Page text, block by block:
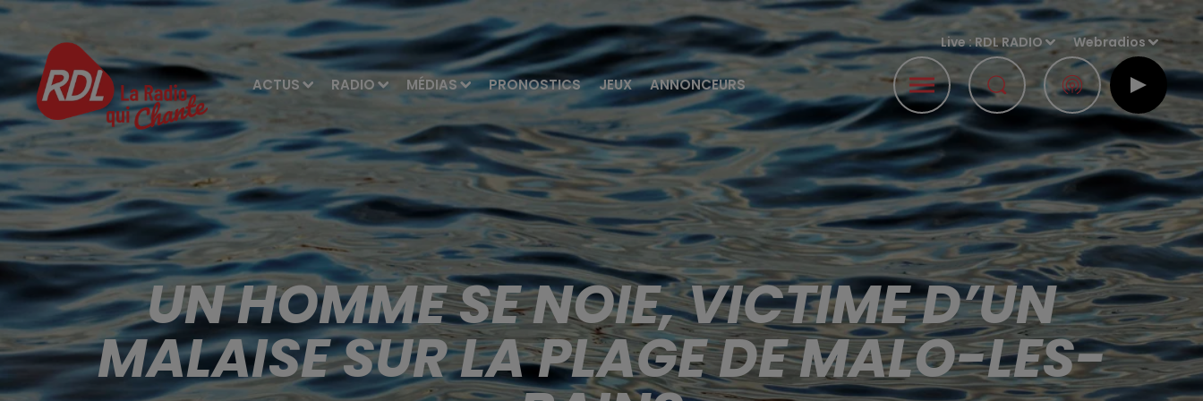
ACTUS RADIO MÉDIAS PRONOSTICS JEUX ANNONCEURS
Live :RDL RADIO Webradios
UN HOMME SE NOIE, VICTIME D’UN
MALAISE SUR LA PLAGE DE MALO-LES-